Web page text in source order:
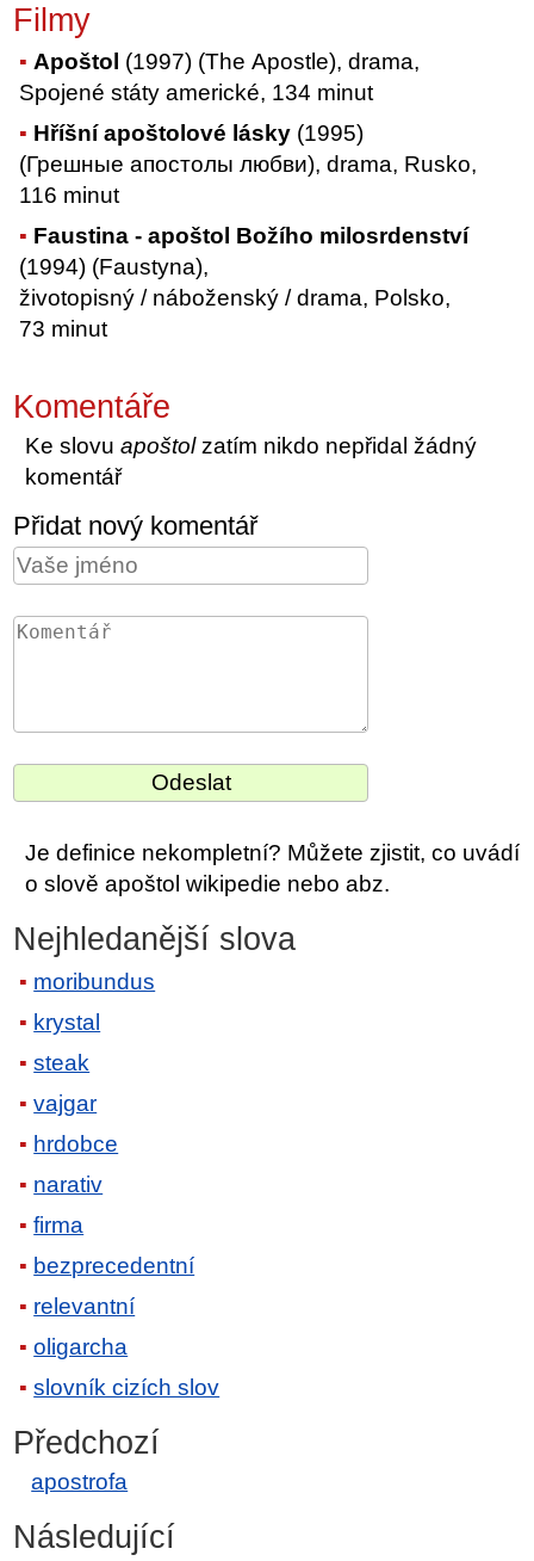
Filmy
Apoštol (1997) (The Apostle), drama,
Spojené státy americké, 134 minut
Hříšní apoštolové lásky (1995)
(Грешные апостолы любви), drama, Rusko,
116 minut
Faustina - apoštol Božího milosrdenství
(1994) (Faustyna),
životopisný / náboženský / drama, Polsko,
73 minut
Komentáře
Ke slovuapoštolzatím nikdo nepřidal žádný
komentář
Přidat nový komentář
Je definice nekompletní? Můžete zjistit, co uvádí
o slově apoštol wikipedie nebo abz.
Nejhledanější slova
moribundus
krystal
steak
vajgar
hrdobce
narativ
firma
bezprecedentní
relevantní
oligarcha
slovník cizích slov
Předchozí
apostrofa
Následující